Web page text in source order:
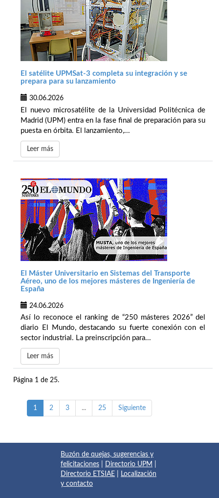
El satélite UPMSat-3 completa su integración y se
prepara para su lanzamiento
30.06.2026
El nuevo microsatélite de la Universidad Politécnica de
Madrid (UPM) entra en la fase final de preparación para su
puesta en órbita. El lanzamiento,...
Leer más
El Máster Universitario en Sistemas del Transporte
Aéreo, uno de los mejores másteres de Ingeniería de
España
24.06.2026
Así lo reconoce el ranking de “250 másteres 2026” del
diario El Mundo, destacando su fuerte conexión con el
sector industrial. La preinscripción para...
Leer más
Página 1 de 25.
1 2 3 ... 25 Siguiente
Buzón de quejas, sugerencias y
felicitaciones
Directorio UPM
Directorio ETSIAE
Localización
y contacto